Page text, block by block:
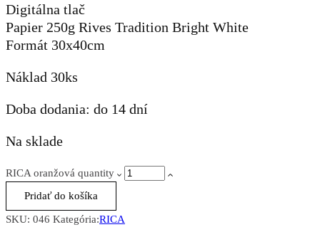
Digitálna tlač
Papier 250g Rives Tradition Bright White
Formát 30x40cm
Náklad 30ks
Doba dodania: do 14 dní
Na sklade
RICA oranžová quantity
Pridať do košíka
SKU: 046 Kategória:RICA